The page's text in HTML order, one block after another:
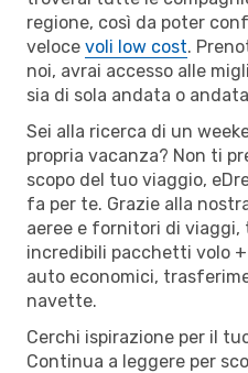
regione, così da poter
veloce voli low cost.
noi, avrai accesso alle
sia di sola andata o
Sei alla ricerca di un
propria vacanza? Non ti
scopo del tuo viaggio,
fa per te. Grazie alla
aeree e fornitori di viaggi,
incredibili pacchetti volo
auto economici,
navette.
Cerchi ispirazione per il
Continua a leggere per